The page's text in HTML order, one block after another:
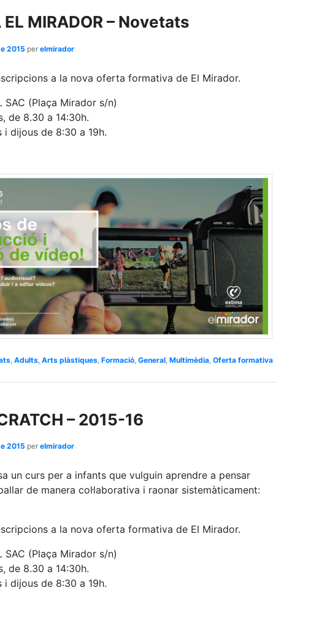
EL MIRADOR – Novetats
2015 per elmirador
a la nova oferta formativa de El Mirador.
SAC (Plaça Mirador s/n)
de 8.30 a 14:30h.
dijous de 8:30 a 19h.
Adults Arts plàstiques Formació General Multimèdia Oferta formativa
– 2015-16
2015 per elmirador
un curs per a infants que vulguin aprendre a pensar
de manera col·laborativa i raonar sistemàticament:
a la nova oferta formativa de El Mirador.
SAC (Plaça Mirador s/n)
de 8.30 a 14:30h.
dijous de 8:30 a 19h.